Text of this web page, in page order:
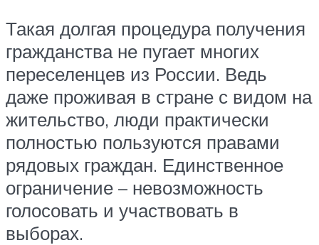
Такая долгая процедура получения
гражданства не пугает многих
переселенцев из России. Ведь
даже проживая в стране с видом на
жительство, люди практически
полностью пользуются правами
рядовых граждан. Единственное
ограничение – невозможность
голосовать и участвовать в
выборах.